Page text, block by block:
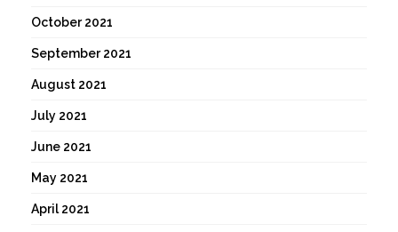
October 2021
September 2021
August 2021
July 2021
June 2021
May 2021
April 2021